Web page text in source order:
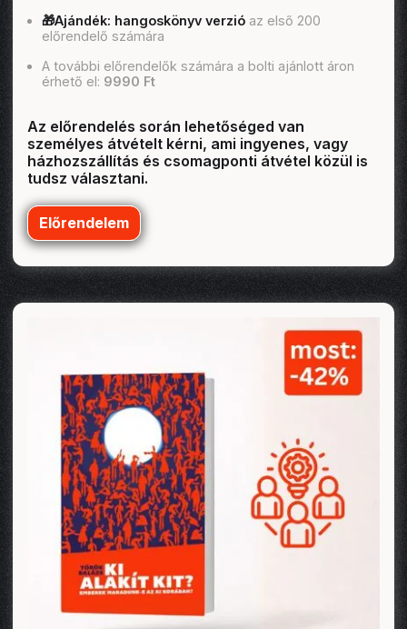
🎁Ajándék: hangoskönyv verzió az első 200
előrendelő számára
A további előrendelők számára a bolti ajánlott áron
érhető el: 9990 Ft
Az előrendelés során lehetőséged van
személyes átvételt kérni, ami ingyenes, vagy
házhozszállítás és csomagponti átvétel közül is
tudsz választani.
Előrendelem